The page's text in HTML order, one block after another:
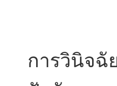
การวินิจฉั